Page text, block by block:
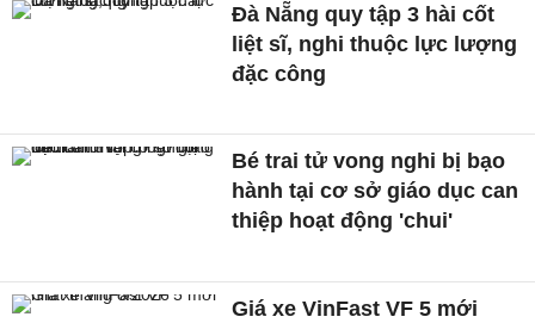
Đà Nẵng quy tập 3 hài cốt
liệt sĩ, nghi thuộc lực lượng
đặc công
Bé trai tử vong nghi bị bạo
hành tại cơ sở giáo dục can
thiệp hoạt động 'chui'
Giá xe VinFast VF 5 mới